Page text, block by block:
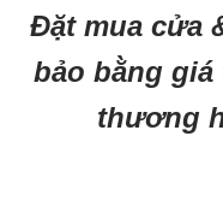
Đặt mua cửa
bảo bằng
thương